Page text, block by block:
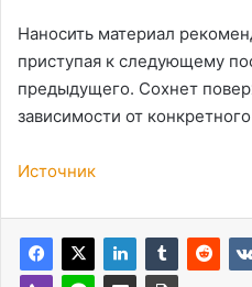
Наносить материал
приступая к следующему
предыдущего. Сохнет
зависимости от
Источник